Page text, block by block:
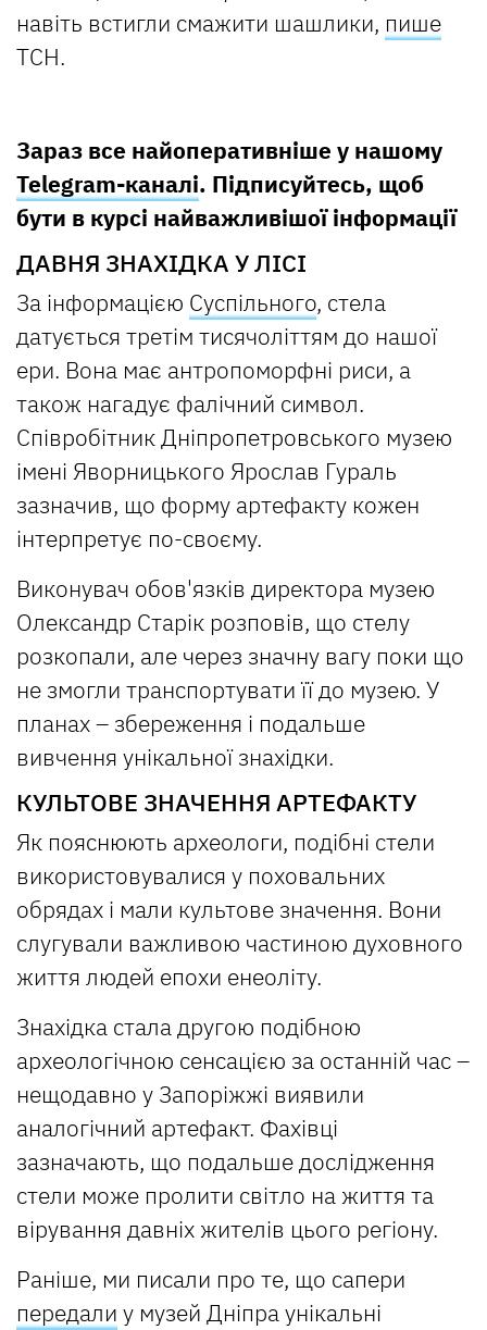
навіть встигли смажити шашлики, пише
ТСН.
Зараз все найоперативніше у нашому
Telegram-каналі. Підписуйтесь, щоб
бути в курсі найважливішої інформації
ДАВНЯ ЗНАХІДКА У ЛІСІ
За інформацією Суспільного, стела
датується третім тисячоліттям до нашої
ери. Вона має антропоморфні риси, а
також нагадує фалічний символ.
Співробітник Дніпропетровського музею
імені Яворницького Ярослав Гураль
зазначив, що форму артефакту кожен
інтерпретує по-своєму.
Виконувач обов'язків директора музею
Олександр Старік розповів, що стелу
розкопали, але через значну вагу поки що
не змогли транспортувати її до музею. У
планах – збереження і подальше
вивчення унікальної знахідки.
КУЛЬТОВЕ ЗНАЧЕННЯ АРТЕФАКТУ
Як пояснюють археологи, подібні стели
використовувалися у поховальних
обрядах і мали культове значення. Вони
слугували важливою частиною духовного
життя людей епохи енеоліту.
Знахідка стала другою подібною
археологічною сенсацією за останній час –
нещодавно у Запоріжжі виявили
аналогічний артефакт. Фахівці
зазначають, що подальше дослідження
стели може пролити світло на життя та
вірування давніх жителів цього регіону.
Раніше, ми писали про те, що сапери
передали у музей Дніпра унікальні